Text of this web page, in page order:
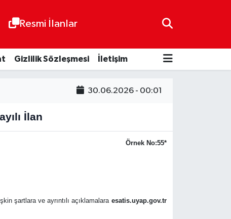
Resmi İlanlar
Gizlilik Sözleşmesi İletişim
30.06.2026 - 00:01
İlan
Örnek No:55*
şartlara ve ayrıntılı açıklamalara esatis.uyap.gov.tr